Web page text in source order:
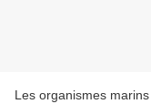
Les organismes